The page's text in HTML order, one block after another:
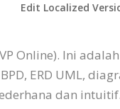
Edit Localized
Online). Ini
ERD UML,
dan intuitif.